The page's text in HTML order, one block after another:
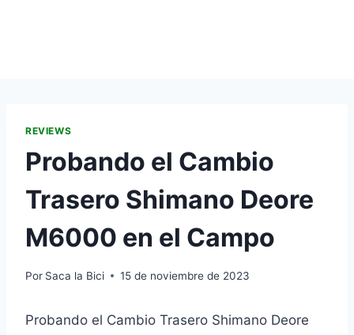
REVIEWS
Probando el Cambio
Trasero Shimano Deore
M6000 en el Campo
Por Saca la Bici 15 de noviembre de 2023
Probando el Cambio Trasero Shimano Deore